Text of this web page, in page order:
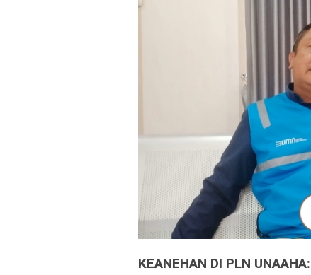
KEANEHAN DI PLN UNAAHA: